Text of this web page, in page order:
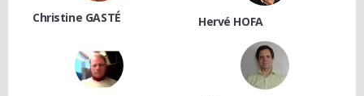
Christine GASTÉ Hervé HOFA